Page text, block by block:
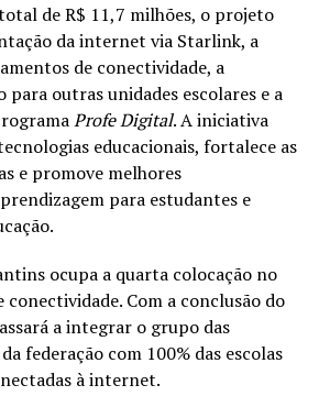
de R$ 11,7 milhões, o projeto
da internet via Starlink, a
de conectividade, a
para outras unidades escolares e a
Profe Digital. A iniciativa
educacionais, fortalece as
e promove melhores
para estudantes e
ocupa a quarta colocação no
Com a conclusão do
a integrar o grupo das
federação com 100% das escolas
à internet.